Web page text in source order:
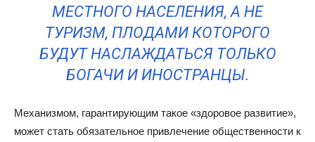
МЕСТНОГО НАСЕЛЕНИЯ, А НЕ
ТУРИЗМ, ПЛОДАМИ КОТОРОГО
БУДУТ НАСЛАЖДАТЬСЯ ТОЛЬКО
БОГАЧИ И ИНОСТРАНЦЫ.
Механизмом, гарантирующим такое «здоровое развитие»,
может стать обязательное привлечение общественности к